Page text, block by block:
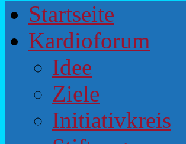
Startseite
Kardioforum
Idee
Ziele
Initiativkreis